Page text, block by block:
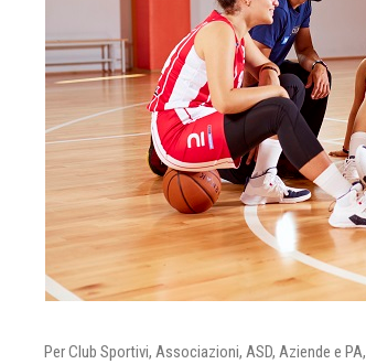
Per Club Sportivi, Associazioni, ASD, Aziende e PA,